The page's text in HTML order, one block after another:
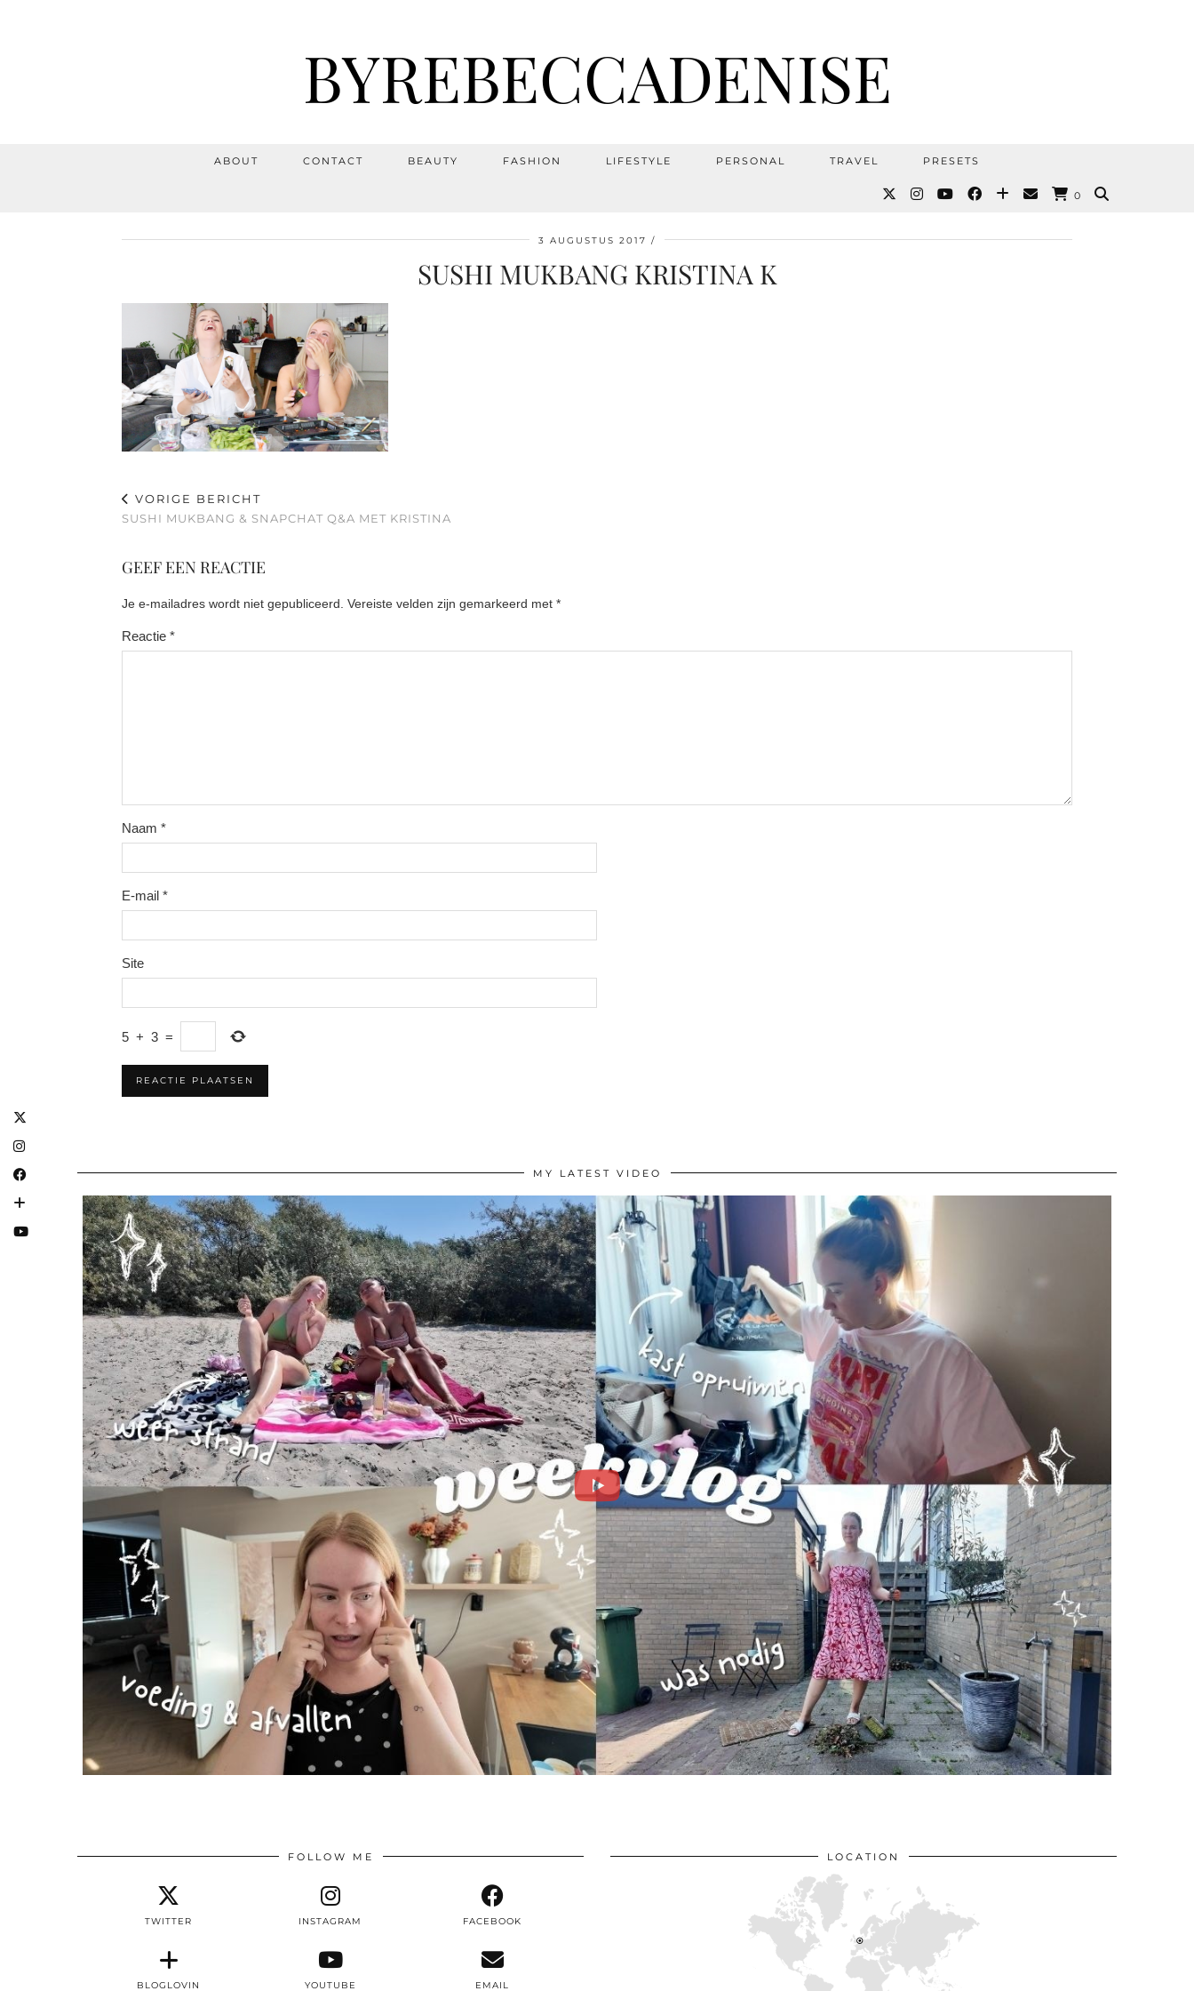
BYREBECCADENISE
ABOUT CONTACT BEAUTY FASHION LIFESTYLE PERSONAL TRAVEL PRESETS
0
3 AUGUSTUS 2017
SUSHI MUKBANG KRISTINA K
VORIGE BERICHT
SUSHI MUKBANG & SNAPCHAT Q&A MET KRISTINA
GEEF EEN REACTIE
Je e-mailadres wordt niet gepubliceerd. Vereiste velden zijn gemarkeerd met *
Reactie *
Naam *
E-mail *
Site
5 + 3 =
MY LATEST VIDEO
FOLLOW ME
TWITTER INSTAGRAM FACEBOOK
BLOGLOVIN YOUTUBE EMAIL
LOCATION